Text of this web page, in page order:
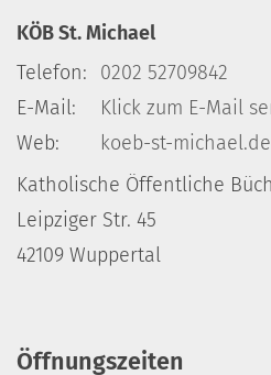
KÖB St. Michael
Telefon:
0202 52709842
E-Mail:
Klick zum E-Mail
Web:
koeb-st-michael.de
Katholische Öffentliche
Leipziger Str. 45
42109 Wuppertal
Öffnungszeiten